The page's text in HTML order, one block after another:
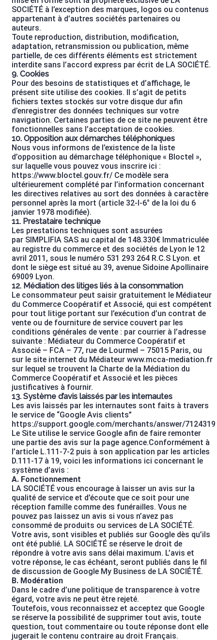
SOCIÉTÉ à l’exception des marques, logos ou contenus
appartenant à d’autres sociétés partenaires ou
auteurs.
Toute reproduction, distribution, modification,
adaptation, retransmission ou publication, même
partielle, de ces différents éléments est strictement
interdite sans l’accord express par écrit de LA SOCIÉTÉ.
9. Cookies
Pour des besoins de statistiques et d’affichage, le
présent site utilise des cookies. Il s’agit de petits
fichiers textes stockés sur votre disque dur afin
d’enregistrer des données techniques sur votre
navigation. Certaines parties de ce site ne peuvent être
fonctionnelles sans l’acceptation de cookies.
10. Opposition aux démarches téléphoniques
Nous vous informons de l’existence de la liste
d’opposition au démarchage téléphonique « Bloctel »,
sur laquelle vous pouvez vous inscrire ici :
https://www.bloctel.gouv.fr/ Ce modèle sera
ultérieurement complété par l’information concernant
les directives relatives au sort des données à caractère
personnel après la mort (article 32-I-6° de la loi du 6
janvier 1978 modifiée).
11. Prestataire technique
Les prestations techniques sont assurées
par SIMPLIFIA SAS au capital de 148.330€ Immatriculée
au registre du commerce et des sociétés de Lyon le 12
avril 2011, sous le numéro 531 293 264 R.C.S Lyon. et
dont le siège est situé au 39, avenue Sidoine Apollinaire
69009 Lyon.
12. Médiation des litiges liés à la consommation
Le consommateur peut saisir gratuitement le Médiateur
du Commerce Coopératif et Associé, qui est compétent
pour tout litige portant sur l’exécution d’un contrat de
vente ou de fourniture de service couvert par les
conditions générales de vente : par courrier à l’adresse
suivante : Médiateur du Commerce Coopératif et
Associé – FCA – 77, rue de Lourmel – 75015 Paris, ou
sur le site internet du Médiateur www.mcca-mediation.fr
sur lequel se trouvent la Charte de la Médiation du
Commerce Coopératif et Associé et les pièces
justificatives à fournir.
13. Système d’avis laissés par les internautes
Les avis laissés par les internautes sont faits à travers
le service de “Google Avis clients”
https://support.google.com/merchants/answer/7124319
Le Site utilise le service Google afin de faire remonter
une partie des avis sur la page agence.Conformément à
l’article L.111-7-2 puis à son application par les articles
D.111-17 à 19, voici les informations ici concernant le
système d’avis :
A. Fonctionnement
LA SOCIÉTÉ vous encourage à laisser un avis sur la
qualité de service et d’écoute que ce soit pour une
réception famille comme des funérailles. Vous ne
pouvez pas laissez un avis si vous n’avez pas
consommé de produits ou services de LA SOCIÉTÉ.
Votre avis, sont visibles et publiés sur Google dès qu’ils
ont été publié. LA SOCIÉTÉ se réserve le droit de
répondre à votre avis sans délai maximum. L’avis et
votre réponse, le cas échéant, seront publiés dans le fil
de discussion de Google My Business de LA SOCIÉTÉ.
B. Modération
Dans le cadre d’une politique de transparence à votre
égard, votre avis ne peut être rejeté.
Toutefois, vous reconnaissez et acceptez que Google
se réserve la possibilité de supprimer tout avis, toute
question, tout commentaire ou toute réponse dont elle
jugerait le contenu contraire au droit Français.